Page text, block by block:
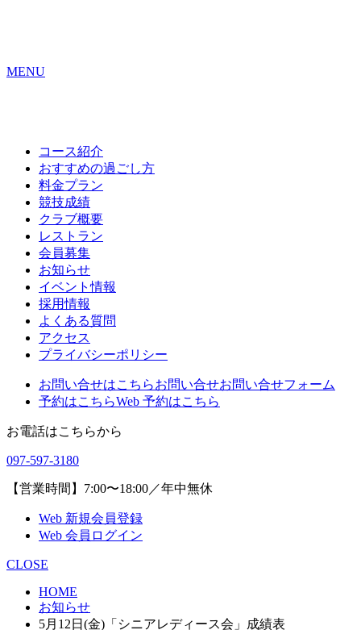
MENU
コース紹介
おすすめの過ごし方
料金プラン
競技成績
クラブ概要
レストラン
会員募集
お知らせ
イベント情報
採用情報
よくある質問
アクセス
プライバシーポリシー
お問い合せはこちらお問い合せお問い合せフォーム
予約はこちらWeb 予約はこちら
お電話はこちらから
097-597-3180
【営業時間】7:00〜18:00／年中無休
Web 新規会員登録
Web 会員ログイン
CLOSE
HOME
お知らせ
5月12日(金)「シニアレディース会」成績表